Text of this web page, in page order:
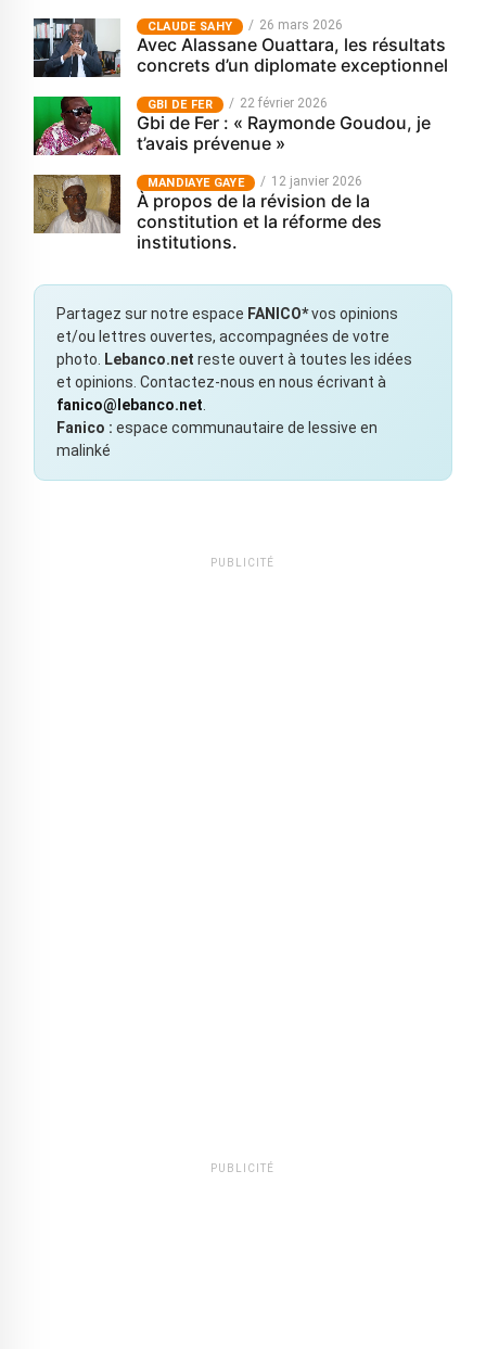
CLAUDE SAHY 26 mars 2026
Avec Alassane Ouattara, les résultats
concrets d’un diplomate exceptionnel
GBI DE FER 22 février 2026
Gbi de Fer : « Raymonde Goudou, je
t’avais prévenue »
MANDIAYE GAYE 12 janvier 2026
À propos de la révision de la
constitution et la réforme des
institutions.
Partagez sur notre espace FANICO*vos opinions
et/ou lettres ouvertes, accompagnées de votre
photo.
Lebanco.net reste ouvert à toutes les idées
et opinions. Contactez-nous en nous écrivant à
fanico@lebanco.net
Fanico : espace communautaire de lessive en
malinké
PUBLICITÉ
PUBLICITÉ